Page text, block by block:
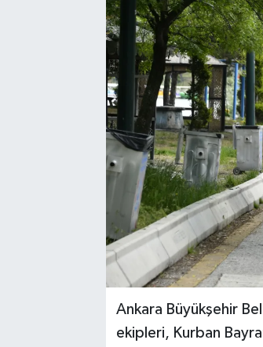
Ankara Büyükşehir
ekipleri, Kurban
Haber Arşivi